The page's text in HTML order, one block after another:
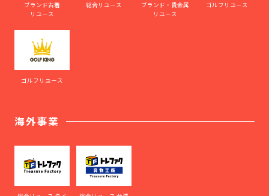
ブランド古着
リユース
総合リユース
ブランド・貴金属
リユース
ゴルフリユース
ゴルフリユース
海外事業